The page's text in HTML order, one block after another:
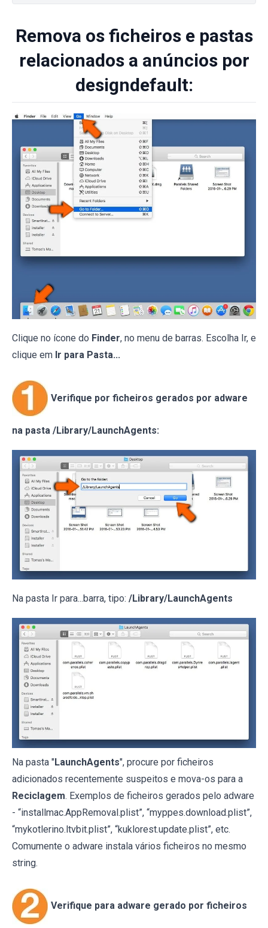
Remova os ficheiros e pastas
relacionados a anúncios por
designdefault:
Clique no ícone do Finder, no menu de barras. Escolha Ir, e
clique em Ir para Pasta...
Verifique por ficheiros gerados por adware
na pasta /Library/LaunchAgents:
Na pasta Ir para...barra, tipo: /Library/LaunchAgents
Na pasta "LaunchAgents", procure por ficheiros
adicionados recentemente suspeitos e mova-os para a
Reciclagem. Exemplos de ficheiros gerados pelo adware
- “installmac.AppRemoval.plist”, “myppes.download.plist”,
“mykotlerino.ltvbit.plist”, “kuklorest.update.plist”, etc.
Comumente o adware instala vários ficheiros no mesmo
string.
Verifique para adware gerado por ficheiros